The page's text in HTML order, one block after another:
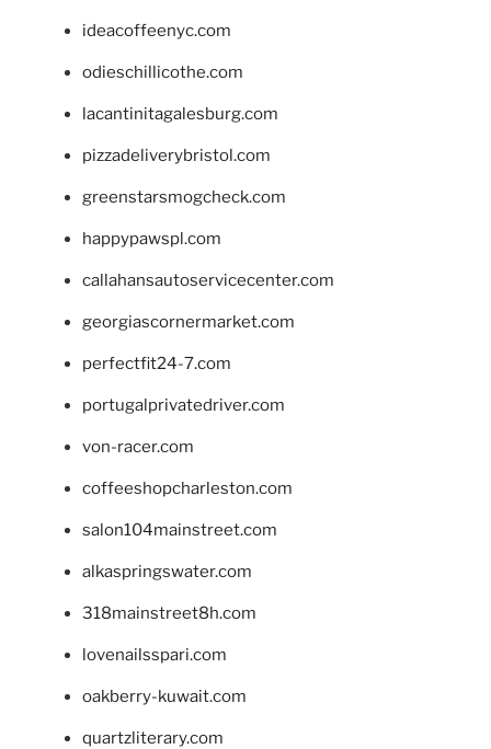
ideacoffeenyc.com
odieschillicothe.com
lacantinitagalesburg.com
pizzadeliverybristol.com
greenstarsmogcheck.com
happypawspl.com
callahansautoservicecenter.com
georgiascornermarket.com
perfectfit24-7.com
portugalprivatedriver.com
von-racer.com
coffeeshopcharleston.com
salon104mainstreet.com
alkaspringswater.com
318mainstreet8h.com
lovenailsspari.com
oakberry-kuwait.com
quartzliterary.com